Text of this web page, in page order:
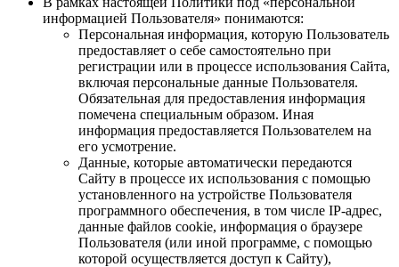
информацией Пользователя» понимаются:
Персональная информация, которую Пользователь
предоставляет о себе самостоятельно при
регистрации или в процессе использования Сайта,
включая персональные данные Пользователя.
Обязательная для предоставления информация
помечена специальным образом. Иная
информация предоставляется Пользователем на
его усмотрение.
Данные, которые автоматически передаются
Сайту в процессе их использования с помощью
установленного на устройстве Пользователя
программного обеспечения, в том числе IP-адрес,
данные файлов cookie, информация о браузере
Пользователя (или иной программе, с помощью
которой осуществляется доступ к Сайту),